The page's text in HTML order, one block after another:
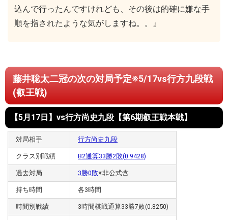
込んで行ったんですけれども、その後は的確に嫌な手
順を指されたような気がしますね。。』
藤井聡太二冠の次の対局予定※5/17vs行方九段戦
(叡王戦)
【5月17日】vs行方尚史九段【第6期叡王戦本戦】
対局相手 行方尚史九段
クラス別戦績 B2通算33勝2敗(0.9428)
過去対局 3勝0敗※非公式含
持ち時間 各3時間
時間別戦績 3時間棋戦通算33勝7敗(0.8250)